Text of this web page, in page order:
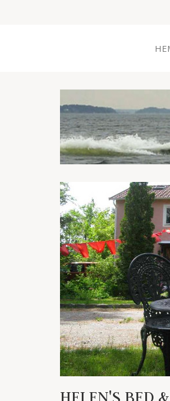
HELEN'S BED